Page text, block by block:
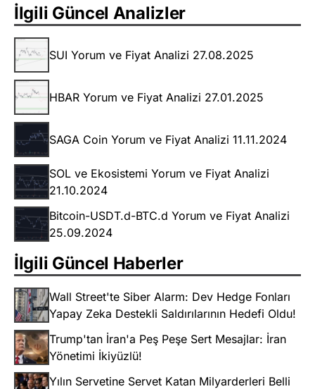
İlgili Güncel Analizler
SUI Yorum ve Fiyat Analizi 27.08.2025
HBAR Yorum ve Fiyat Analizi 27.01.2025
SAGA Coin Yorum ve Fiyat Analizi 11.11.2024
SOL ve Ekosistemi Yorum ve Fiyat Analizi
21.10.2024
Bitcoin-USDT.d-BTC.d Yorum ve Fiyat Analizi
25.09.2024
İlgili Güncel Haberler
Wall Street'te Siber Alarm: Dev Hedge Fonları
Yapay Zeka Destekli Saldırılarının Hedefi Oldu!
Trump'tan İran'a Peş Peşe Sert Mesajlar: İran
Yönetimi İkiyüzlü!
Yılın Servetine Servet Katan Milyarderleri Belli